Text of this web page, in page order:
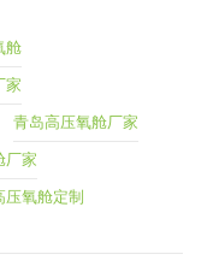
舱
家
青岛高压氧舱厂家
厂家
压氧舱定制